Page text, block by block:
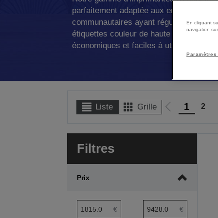
parfaitement adaptée aux entreprises,
communautaires ayant régulièrement
étiquettes couleur de haute qualité,
économiques et faciles à utiliser.
Liste Grille
Aller
la
1 2
Filtres
Prix
€ €
En cliquant
navigation